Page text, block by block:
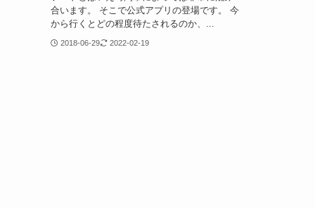
合います。 そこで公式アプリの登場です。 今
から行くとどの程度待たされるのか、...
2018-06-29 2022-02-19